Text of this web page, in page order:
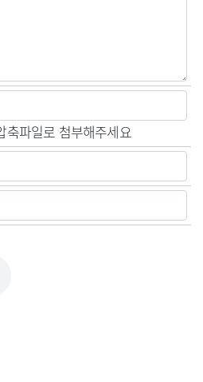
축파일로 첨부해주세요